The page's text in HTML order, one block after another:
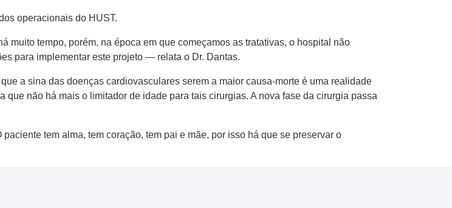
operacionais do HUST.
tempo, porém, na época em que começamos as tratativas, o hospital não
para implementar este projeto — relata o Dr. Dantas.
a sina das doenças cardiovasculares serem a maior causa-morte é uma realidade
não há mais o limitador de idade para tais cirurgias. A nova fase da cirurgia passa
tem alma, tem coração, tem pai e mãe, por isso há que se preservar o